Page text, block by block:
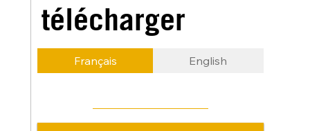
télécharger
Français English